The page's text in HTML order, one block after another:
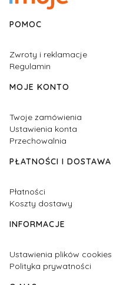
Linki w stopce
POMOC
Zwroty i reklamacje
Regulamin
MOJE KONTO
Twoje zamówienia
Ustawienia konta
Przechowalnia
PŁATNOŚCI I DOSTAWA
Płatności
Koszty dostawy
INFORMACJE
Ustawienia plików cookies
Polityka prywatności